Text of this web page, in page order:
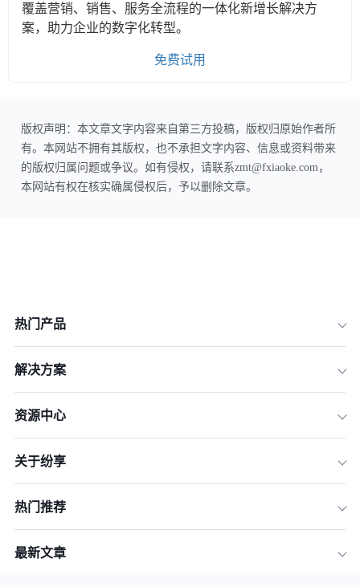
覆盖营销、销售、服务全流程的一体化新增长解决方
案，助力企业的数字化转型。
免费试用
版权声明：本文章文字内容来自第三方投稿，版权归原始作者所
有。本网站不拥有其版权，也不承担文字内容、信息或资料带来
的版权归属问题或争议。如有侵权，请联系zmt@fxiaoke.com，
本网站有权在核实确属侵权后，予以删除文章。
热门产品
解决方案
资源中心
关于纷享
热门推荐
最新文章